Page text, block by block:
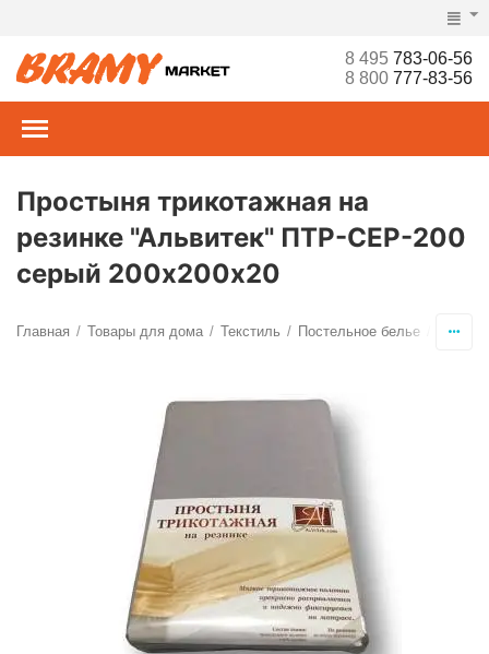
8 495783-06-56
8 800777-83-56
Простыня трикотажная на
резинке "Альвитек" ПТР-СЕР-200
серый 200х200х20
Главная / Товары для дома / Текстиль / Постельное белье